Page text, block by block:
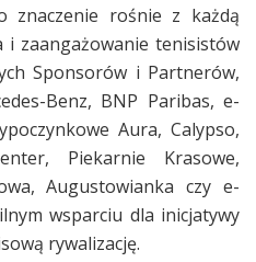
znaczenie rośnie z każdą
i zaangażowanie tenisistów
Sponsorów i Partnerów,
Benz, BNP Paribas, e-
Aura, Calypso,
Piekarnie Krasowe,
Augustowianka czy e-
wsparciu dla inicjatywy
rywalizację.